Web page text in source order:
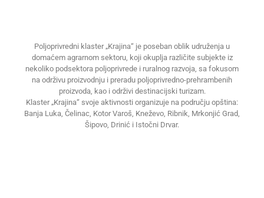
Poljoprivredni klaster „Krajina“ je poseban oblik udruženja u
domaćem agrarnom sektoru, koji okuplja različite subjekte iz
nekoliko podsektora poljoprivrede i ruralnog razvoja, sa fokusom
na održivu proizvodnju i preradu poljoprivredno-prehrambenih
proizvoda, kao i održivi destinacijski turizam.
Klaster „Krajina“ svoje aktivnosti organizuje na području opština:
Banja Luka, Čelinac, Kotor Varoš, Kneževo, Ribnik, Mrkonjić Grad,
Šipovo, Drinić i Istočni Drvar.